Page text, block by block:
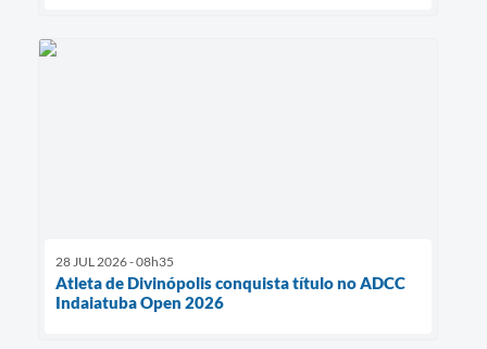
28 JUL 2026 - 08h35
Atleta de Divinópolis conquista título no ADCC
Indaiatuba Open 2026